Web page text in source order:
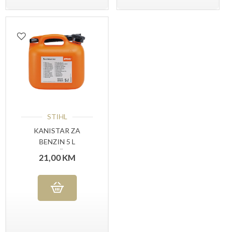
STIHL
KANISTAR ZA
BENZIN 5 L
21,00KM